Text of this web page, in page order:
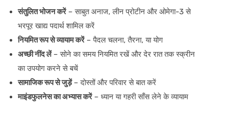
संतुलित भोजन करें– साबुत अनाज, लीन प्रोटीन और ओमेगा-3 से
भरपूर खाद्य पदार्थ शामिल करें
नियमित रूप से व्यायाम करें– पैदल चलना, तैरना, या योग
अच्छी नींद लें– सोने का समय नियमित रखें और देर रात तक स्क्रीन
का उपयोग करने से बचें
सामाजिक रूप से जुड़ें– दोस्तों और परिवार से बात करें
माइंडफुलनेस का अभ्यास करें– ध्यान या गहरी साँस लेने के व्यायाम